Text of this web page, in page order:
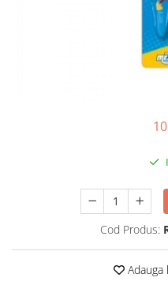
Produse anti-insecte
Protectie solara
Altele-Produse pentru
Cod Produs:
Adauga